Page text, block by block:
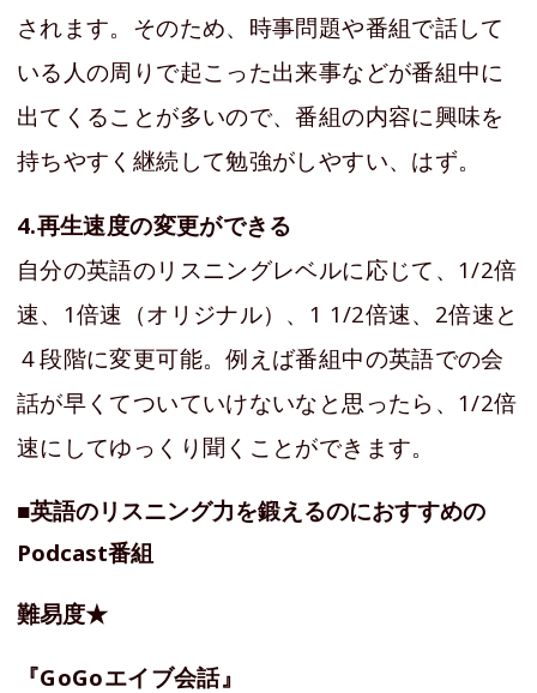
されます。そのため、時事問題や番組で話して
いる人の周りで起こった出来事などが番組中に
出てくることが多いので、番組の内容に興味を
持ちやすく継続して勉強がしやすい、はず。
4.再生速度の変更ができる
自分の英語のリスニングレベルに応じて、1/2倍
速、1倍速（オリジナル）、1 1/2倍速、2倍速と
４段階に変更可能。例えば番組中の英語での会
話が早くてついていけないなと思ったら、1/2倍
速にしてゆっくり聞くことができます。
■英語のリスニング力を鍛えるのにおすすめの
Podcast番組
難易度★
『GoGoエイブ会話』